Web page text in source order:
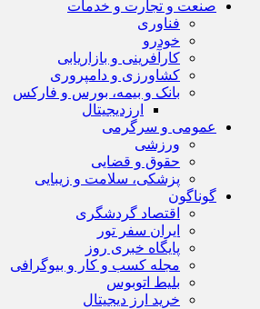
صنعت و تجارت و خدمات
فناوری
خودرو
کارآفرینی و بازاریابی
کشاورزی و دامپروری
بانک و بیمه، بورس و فارکس
ارزدیجیتال
عمومی و سرگرمی
ورزشی
حقوق و قضایی
پزشکی، سلامت و زیبایی
گوناگون
اقتصاد گردشگری
ایران سفر تور
پایگاه خبری روز
مجله کسب و کار و بیوگرافی
بلیط اتوبوس
خرید ارز دیجیتال